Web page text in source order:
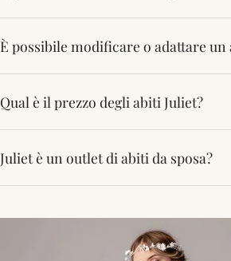
È possibile modificare o adattare un
Qual è il prezzo degli abiti Juliet?
Juliet è un outlet di abiti da sposa?